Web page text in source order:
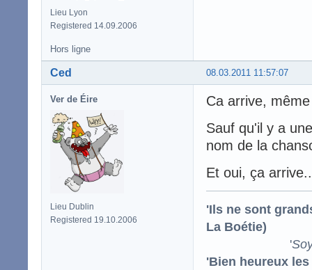
Lieu Lyon
Registered 14.09.2006
Hors ligne
08.03.2011 11:57:07
Ced
Ver de Éire
Lieu Dublin
Registered 19.10.2006
Ca arrive,
Sauf qu'il y a
nom de la
Et oui, ça
'Ils ne sont
La Boétie)
'
'Bien heureux